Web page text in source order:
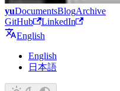
yuDocumentsBlogArchive
GitHub
LinkedIn
English
English
日本語